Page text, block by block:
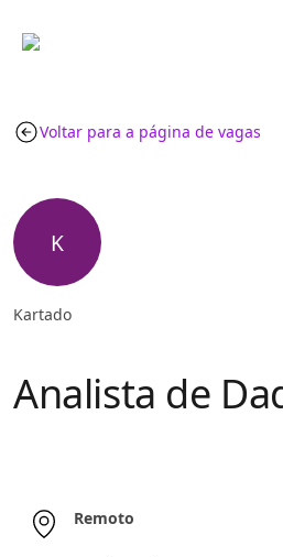
Voltar para a página de vagas
K
Kartado
Analista de
Remoto